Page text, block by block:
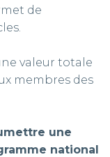
de
valeur totale
membres des
une
national